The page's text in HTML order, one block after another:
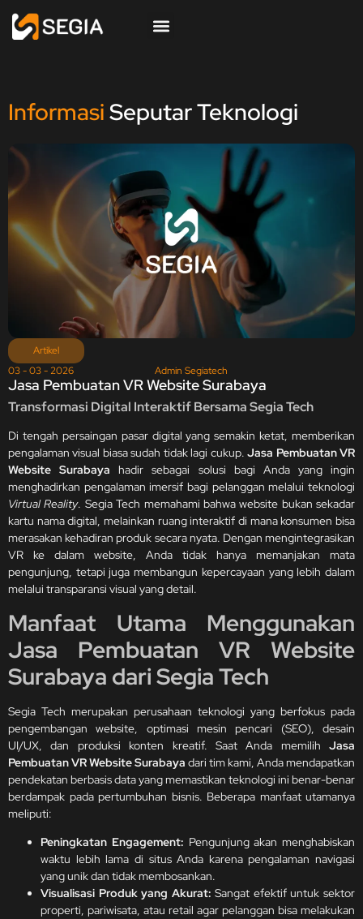
InformasiSeputar Teknologi
Artikel
03 - 03 - 2026
Admin Segiatech
Jasa Pembuatan VR Website Surabaya
Transformasi Digital Interaktif Bersama Segia Tech
Di tengah persaingan pasar digital yang semakin ketat, memberikan
pengalaman visual biasa sudah tidak lagi cukup.Jasa Pembuatan VR
Website Surabaya hadir sebagai solusi bagi Anda yang ingin
menghadirkan pengalaman imersif bagi pelanggan melalui teknologi
Virtual Reality. Segia Tech memahami bahwa website bukan sekadar
kartu nama digital, melainkan ruang interaktif di mana konsumen bisa
merasakan kehadiran produk secara nyata. Dengan mengintegrasikan
VR ke dalam website, Anda tidak hanya memanjakan mata
pengunjung, tetapi juga membangun kepercayaan yang lebih dalam
melalui transparansi visual yang detail.
Manfaat Utama Menggunakan
Jasa Pembuatan VR Website
Surabaya dari Segia Tech
Segia Tech merupakan perusahaan teknologi yang berfokus pada
pengembangan website, optimasi mesin pencari (SEO), desain
UI/UX, dan produksi konten kreatif. Saat Anda memilih Jasa
Pembuatan VR Website Surabaya dari tim kami, Anda mendapatkan
pendekatan berbasis data yang memastikan teknologi ini benar-benar
berdampak pada pertumbuhan bisnis. Beberapa manfaat utamanya
meliputi:
Peningkatan Engagement: Pengunjung akan menghabiskan
waktu lebih lama di situs Anda karena pengalaman navigasi
yang unik dan tidak membosankan.
Visualisasi Produk yang Akurat: Sangat efektif untuk sektor
properti, pariwisata, atau retail agar pelanggan bisa melakukan